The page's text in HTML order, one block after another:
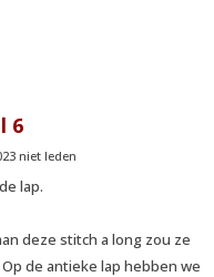
6
niet leden
lap.
deze stitch a long zou ze
de antieke lap hebben we